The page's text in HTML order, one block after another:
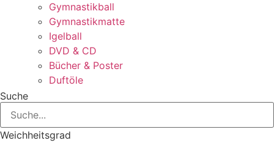
Gymnastikball
Gymnastikmatte
Igelball
DVD & CD
Bücher & Poster
Duftöle
Suche
Weichheitsgrad